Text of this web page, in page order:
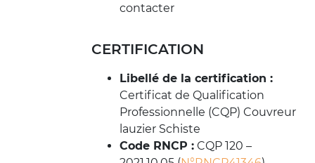
contacter
CERTIFICATION
Libellé de la certification :
Certificat de Qualification
Professionnelle (CQP) Couvreur
lauzier Schiste
Code RNCP : CQP 120 –